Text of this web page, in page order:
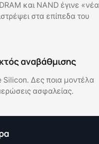
και NAND έγινε «νέα
στα επίπεδα του
αναβάθμισης
Δες ποια μοντέλα
ασφαλείας.